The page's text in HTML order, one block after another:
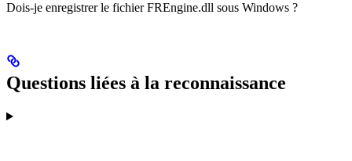
Dois-je enregistrer le fichier FREngine.dll sous Windows ?
Questions liées à la reconnaissance